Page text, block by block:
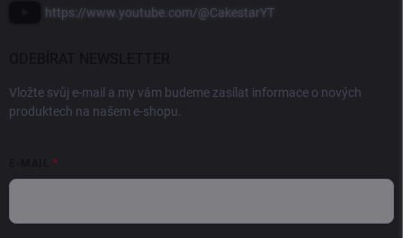
https://www.youtube.com/@CakestarYT
Vložte svůj e-mail a my vám budeme zasílat informace o nových
produktech na našem e-shopu.